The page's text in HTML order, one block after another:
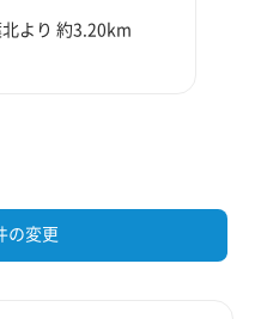
より 約3.20km
の変更